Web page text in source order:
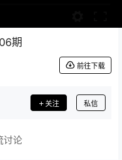
期
前往下载
关注 私信
讨论